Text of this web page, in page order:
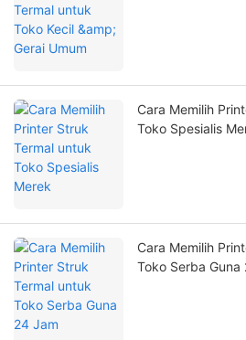
Cara Memilih
Toko Spesialis
Cara Memilih
Toko Serba Guna